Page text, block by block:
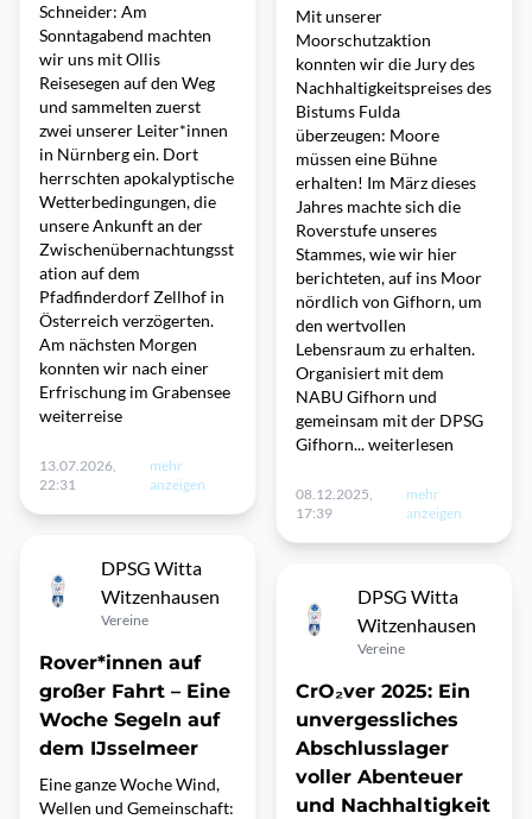
Schneider: Am
Sonntagabend machten
wir uns mit Ollis
Reisesegen auf den Weg
und sammelten zuerst
zwei unserer Leiter*innen
in Nürnberg ein. Dort
herrschten apokalyptische
Wetterbedingungen, die
unsere Ankunft an der
Zwischenübernachtungsst
ation auf dem
Pfadfinderdorf Zellhof in
Österreich verzögerten.
Am nächsten Morgen
konnten wir nach einer
Erfrischung im Grabensee
weiterreise
13.07.2026,
22:31
mehr
anzeigen
DPSG Witta
Witzenhausen
Vereine
Rover*innen auf
großer Fahrt – Eine
Woche Segeln auf
dem IJsselmeer
Eine ganze Woche Wind,
Wellen und Gemeinschaft:
Mit unserer
Moorschutzaktion
konnten wir die Jury des
Nachhaltigkeitspreises des
Bistums Fulda
überzeugen: Moore
müssen eine Bühne
erhalten! Im März dieses
Jahres machte sich die
Roverstufe unseres
Stammes, wie wir hier
berichteten, auf ins Moor
nördlich von Gifhorn, um
den wertvollen
Lebensraum zu erhalten.
Organisiert mit dem
NABU Gifhorn und
gemeinsam mit der DPSG
Gifhorn... weiterlesen
08.12.2025,
17:39
mehr
anzeigen
DPSG Witta
Witzenhausen
Vereine
CrO₂ver 2025: Ein
unvergessliches
Abschlusslager
voller Abenteuer
und Nachhaltigkeit